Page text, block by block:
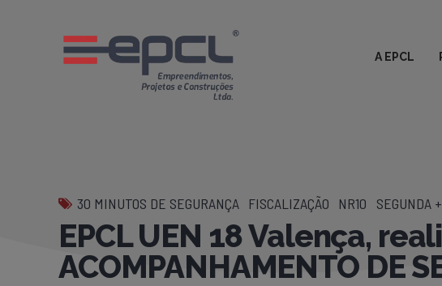
A EPCL
30 MINUTOS DE SEGURANÇA FISCALIZAÇÃO NR10 SEGUNDA
EPCL UEN 18 Valença,
ACOMPANHAMENTO DE